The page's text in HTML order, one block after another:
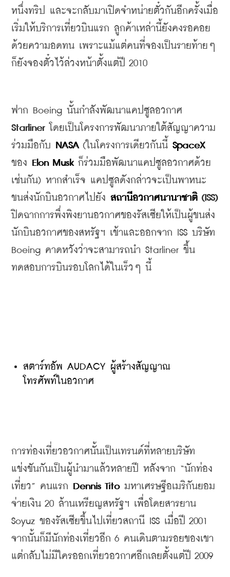
หนึ่งทริป
และจะกลับมาเปิดจำหน่ายตั๋วกันอีกครั้งเมื่อ
เริ่มให้บริการเที่ยวบินแรก ลูกค้าเหล่านี้ยังคงรอคอย
ด้วยความอดทน เพราะแม้แต่คนที่จองเป็นรายท้ายๆ
ก็ยังจองตั๋วไว้ล่วงหน้าตั้งแต่ปี 2010
ฟาก Boeing นั้นกำลังพัฒนาแคปซูลอวกาศ
Starliner โดยเป็นโครงการพัฒนาภายใต้สัญญาความ
ร่วมมือกับ NASA (ในโครงการเดียวกันนี้ SpaceX
ของ Elon Musk ก็ร่วมมือพัฒนาแคปซูลอวกาศด้วย
เช่นกัน) หากสำเร็จ แคปซูลดังกล่าวจะเป็นพาหนะ
ขนส่งนักบินอวกาศไปยัง สถานีอวกาศนานาชาติ
(ISS)
ปิดฉากการพึ่งพิงยานอวกาศของรัสเซียให้เป็นผู้ขนส่ง
นักบินอวกาศของสหรัฐฯ เข้าและออกจาก ISS บริษัท
Boeing คาดหวังว่าจะสามารถนำ Starliner ขึ้น
ทดสอบการบินรอบโลกได้ในเร็วๆ นี้
สตาร์ทอัพ AUDACY ผู้สร้างสัญญาณ
โทรศัพท์ในอวกาศ
การท่องเที่ยวอวกาศนั้นเป็นเทรนด์ที่หลายบริษัท
แข่งขันกันเป็นผู้นำมาแล้วหลายปี หลังจาก “นักท่อง
เที่ยว” คนแรก Dennis Tito มหาเศรษฐีอเมริกันยอม
จ่ายเงิน 20 ล้านเหรียญสหรัฐฯ เพื่อโดยสารยาน
Soyuz ของรัสเซียขึ้นไปเที่ยวสถานี ISS เมื่อปี
จากนั้นก็มีนักท่องเที่ยวอีก 6 คนเดินตามรอยของเขา
แต่กลับไม่มีใครออกเที่ยวอวกาศอีกเลยตั้งแต่ปี 2009